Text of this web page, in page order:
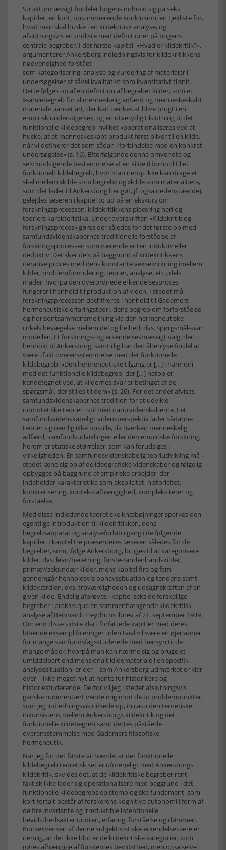
Strukturmæssigt fordeler bogens indhold sig på seks
kapitler, en kort, opsummerende konklusion, en tjekliste for,
hvad man skal huske i en kildekritisk analyse, og
afslutningsvis en ordliste med definitioner på bogens
centrale begreber. I det første kapitel, »Hvad er kildekritik?«,
argumenterer Ankersborg indledningsvis for kildekritikkens
nødvendighed forstået
som kategorisering, analyse og vurdering af materialer i
undersøgelser af såvel kvalitativt som kvantitativt tilsnit.
Dette følges op af en definition af begrebet kilder, som et
»samlebegreb for al menneskelig adfærd og menneskeskabt
materiale uanset art, der kan tænkes at blive brugt i en
empirisk undersøgelse«, og en utvetydig tilslutning til det
funktionelle kildebegreb, hvilket »operationaliseres ved at
huske, at et menneskeskabt produkt først bliver til en kilde,
når vi definerer det som sådan i forbindelse med en konkret
undersøgelse« (s. 16). Efterfølgende denne omvendte og
selvmodsigende bestemmelse af en kilde (i forhold til et
funktionelt kildebegreb, hvor man netop ikke kan drage et
skel mellem »kilde som begreb« og »kilde som materialitet«,
som det lader til Ankersborg her gør, jf. også nedenstående),
gelejdes læseren i kapitel to ud på en ekskurs om
forskningsprocessen, kildekritikkens placering heri og
teoriers karakteristika. Under overskriften »Kildekritik og
forskningsproces« gøres der således for det første op med
samfundsvidenskabernes traditionelle forståelse af
forskningsprocessen som værende enten induktiv eller
deduktiv. Det sker dels på baggrund af kildekritikkens
iterative proces med dens konstante vekselvirkning imellem
kilder, problemformulering, teorier, analyse, etc., dels
måden hvorpå den overordnede erkendelsesproces
fungerer i henhold til produktion af viden. I stedet må
forskningsprocessen dechifreres i henhold til Gadamers
hermeneutiske erfaringsteori, dens begreb om forforståelse
og horisontsammensmeltning via den hermeneutiske
cirkels bevægelse mellem del og helhed, dvs. spørgsmål-svar
modellen. Et forsknings- og erkendelsesmæssigt valg, der, i
henhold til Ankersborg, samtidig har den åbenlyse fordel at
være i fuld overensstemmelse med det funktionelle
kildebegreb: »Den hermeneutiske tilgang er […] i harmoni
med det funktionelle kildebegreb, der […] netop er
kendetegnet ved, at kildernes svar er betinget af de
spørgsmål, der stilles til dem« (s. 26). For det andet afvises
samfundsvidenskabernes tradition for at udvikle
nomotetiske teorier i stil med naturvidenskaberne. I et
samfundsvidenskabeligt vidensperspektiv lader sådanne
teorier sig nemlig ikke opstille, da hverken menneskelig
adfærd, samfundsudviklingen eller den empiriske forskning
herom er statiske størrelser, som kan forudsiges i
virkeligheden. En samfundsvidenskabelig teoriudvikling må i
stedet læne sig op af de ideografiske videnskaber og følgelig
opbygges på baggrund af empiriske arbejder, der
indeholder karakteristika som eksplicitet, historicitet,
konkretisering, kontekstafhængighed, kompleksiteter og
forståelse.
Med disse indledende teoretiske knæbøjninger sparkes den
egentlige introduktion til kildekritikken, dens
begrebsapparat og analyseforløb i gang i de følgende
kapitler. I kapitel tre præsenteres læseren således for de
begreber, som, ifølge Ankersborg, bruges til at kategorisere
kilder, dvs. levn/beretning, første-/andenhåndskilder,
primær/sekundær kilder, mens kapitel fire og fem
gennemgår henholdsvis ophavssituation og tendens samt
kildeværdien, dvs. troværdigheden og udsagnskraften af en
given kilde. Endelig afprøves i kapitel seks de forskellige
begreber i praksis qua en sammenhængende kildekritisk
analyse af Reinhardt Heydrichs ilbrev af 21. september 1939.
Om end disse sidste klart forfattede kapitler med deres
løbende eksemplificeringer uden tvivl vil være en øjenåbner
for mange samfundsfagsstuderede med hensyn til de
mange måder, hvorpå man kan nærme sig og bruge et
umiddelbart endimensionalt kildemateriale i en specifik
analysesituation, er der – som Ankersborg udmærket er klar
over – ikke meget nyt at hente for historikere og
historiestuderende. Derfor vil jeg i stedet afslutningsvis
ganske rudimentært vende mig mod de to problempunkter,
som jeg indledningsvis ridsede op, in casu den teoretiske
inkonsistens mellem Ankersborgs kildekritik og det
funktionelle kildebegreb samt dettes påståede
overensstemmelse med Gadamers filosofiske
hermeneutik.
Når jeg for det første vil hævde, at det funktionelle
kildebegreb teoretisk set er uforeneligt med Ankersborgs
kildekritik, skyldes det, at de kildekritiske begreber rent
faktisk ikke lader sig operationalisere med baggrund i det
funktionelle kildebegrebs epistemologiske fundament, som
kort fortalt består af forskerens kognitive autonomi i form af
de fire invariante og irreduktible intentionelle
bevidsthedsakter undren, erfaring, forståelse og dømmen.
Konsekvensen af denne subjektivistiske erkendelseslære er
nemlig, at det ikke blot er de kildekritiske kategorier, som
gøres afhængige af forskernes bevidsthed, men også selve